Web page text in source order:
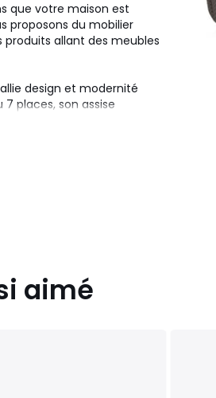
que votre maison est
proposons du mobilier
allant des meubles
design et modernité
places, son assise
aimé